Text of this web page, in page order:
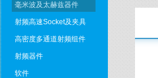
毫米波及太赫兹器件
射频高速Socket及夹具
高密度多通道射频组件
射频器件
软件